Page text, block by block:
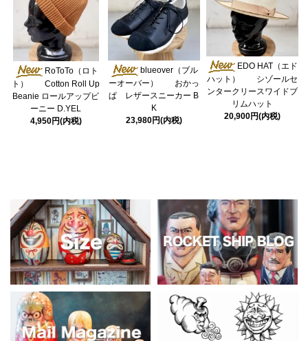
RoToTo（ロト
ト） Cotton Roll Up
Beanie ロールアップビ
ーニー D.YEL
4,950円(内税)
blueover（ブル
ーオーバー） おかっ
ぱ レザースニーカー B
K
23,980円(内税)
EDO HAT（エド
ハット） シゾールセ
ンタークリースワイドブ
リムハット
20,900円(内税)